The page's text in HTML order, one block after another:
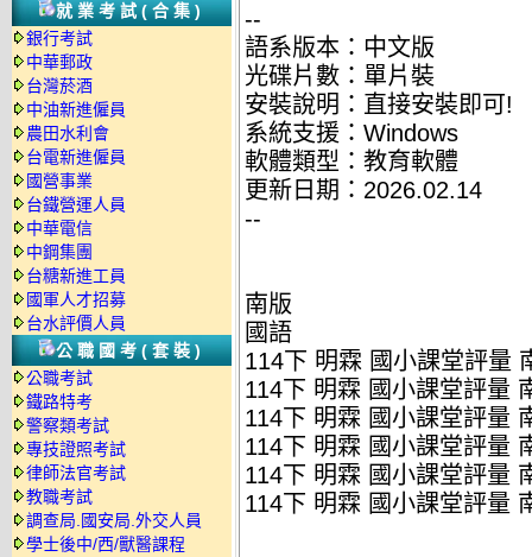
就業考試(合集)
銀行考試
中華郵政
台灣菸酒
中油新進僱員
農田水利會
台電新進僱員
國營事業
台鐵營運人員
中華電信
中鋼集團
台糖新進工員
國軍人才招募
台水評價人員
公職國考(套裝)
公職考試
鐵路特考
警察類考試
專技證照考試
律師法官考試
教職考試
調查局.國安局.外交人員
學士後中/西/獸醫課程
--
語系版本：中文版
光碟片數：單片裝
安裝說明：直接安裝即可!
系統支援：Windows
軟體類型：教育軟體
更新日期：2026.02.14
--
南版
國語
114下 明霖 國小課堂評量
114下 明霖 國小課堂評量
114下 明霖 國小課堂評量
114下 明霖 國小課堂評量
114下 明霖 國小課堂評量
114下 明霖 國小課堂評量